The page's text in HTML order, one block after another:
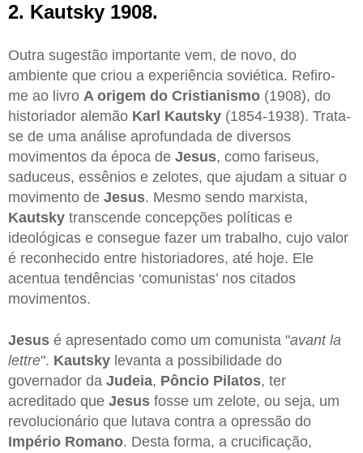
2. Kautsky 1908.
Outra sugestão importante vem, de novo, do
ambiente que criou a experiência soviética. Refiro-
me ao livro A origem do Cristianismo (1908), do
historiador alemão Karl Kautsky (1854-1938). Trata-
se de uma análise aprofundada de diversos
movimentos da época de Jesus, como fariseus,
saduceus, essênios e zelotes, que ajudam a situar o
movimento de Jesus. Mesmo sendo marxista,
Kautsky transcende concepções políticas e
ideológicas e consegue fazer um trabalho, cujo valor
é reconhecido entre historiadores, até hoje. Ele
acentua tendências ‘comunistas’ nos citados
movimentos.
Jesus é apresentado como um comunista "avant la
lettre". Kautsky levanta a possibilidade do
governador da Judeia, Pôncio Pilatos, ter
acreditado que Jesus fosse um zelote, ou seja, um
revolucionário que lutava contra a opressão do
Império Romano. Desta forma, a crucificação,